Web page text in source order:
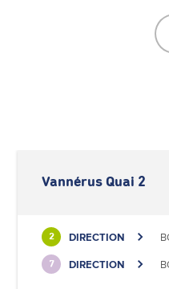
Vannérus Quai 2
2 DIRECTION
7 DIRECTION